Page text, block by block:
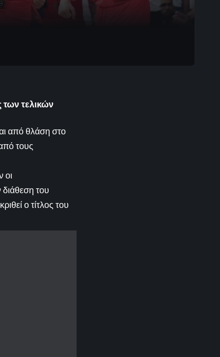
τελικών
από θλάση στο
τους
οι
διάθεση του
ο τίτλος του